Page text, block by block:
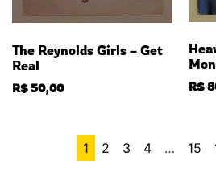
The Reynolds Girls – Get
Real
R$50,00 R$
1 2 3 4 … 15